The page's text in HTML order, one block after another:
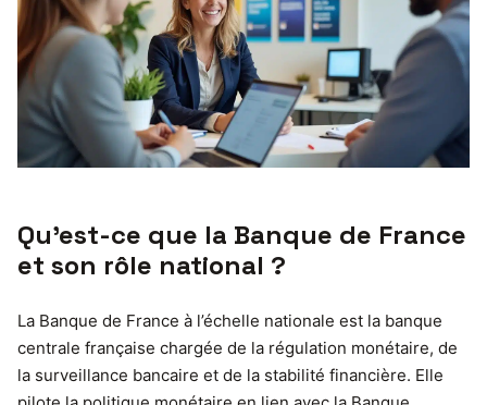
Qu’est-ce que la Banque de France
et son rôle national ?
La Banque de France à l’échelle nationale est la banque
centrale française chargée de la régulation monétaire, de
la surveillance bancaire et de la stabilité financière. Elle